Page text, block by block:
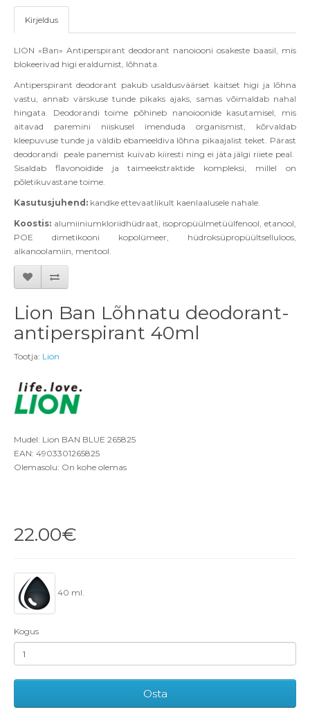
Kirjeldus
LION «Ban» Antiperspirant deodorant nanoiooni osakeste baasil, mis
blokeerivad higi eraldumist, lõhnata.
Antiperspirant deodorant pakub usaldusväärset kaitset higi ja lõhna
vastu, annab värskuse tunde pikaks ajaks, samas võimaldab nahal
hingata. Deodorandi toime põhineb nanoioonide kasutamisel, mis
aitavad paremini niiskusel imenduda organismist, kõrvaldab
kleepuvuse tunde ja väldib ebameeldiva lõhna pikaajalist teket. Pärast
deodorandi
peale panemist kuivab kiiresti ning ei jäta jälgi riiete peal.
Sisaldab flavonoidide ja taimeekstraktide kompleksi, millel on
põletikuvastane toime.
Kasutusjuhend: kandke ettevaatlikult kaenlaalusele nahale.
Koostis: alumiiniumkloriidhüdraat, isopropüülmetüülfenool, etanool,
POE dimetikooni kopolümeer, hüdroksüpropüültselluloos,
alkanoolamiin, mentool.
Lion Ban Lõhnatu deodorant-
antiperspirant 40ml
Tootja: Lion
Mudel: Lion BAN BLUE 265825
EAN: 4903301265825
Olemasolu: On kohe olemas
22.00€
40 ml.
Kogus
Osta